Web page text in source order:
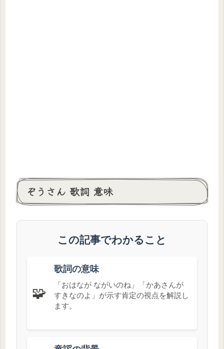
ぞうさん 歌詞 意味
この記事でわかること
🧩
歌詞の意味
「おはなが ながいのね」「かあさんが
すきなのよ」が示す肯定の視点を解説し
ます。